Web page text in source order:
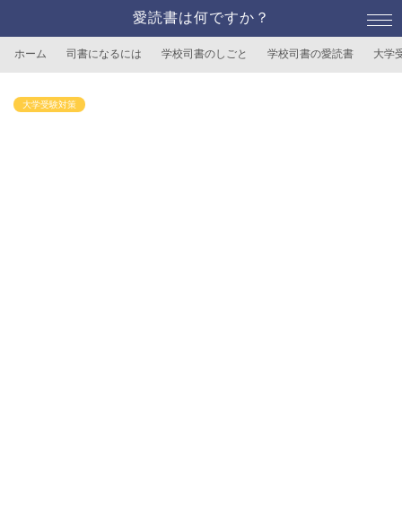
愛読書は何ですか？
ホーム 司書になるには 学校司書のしごと 学校司書の愛読書 大学
大学受験対策